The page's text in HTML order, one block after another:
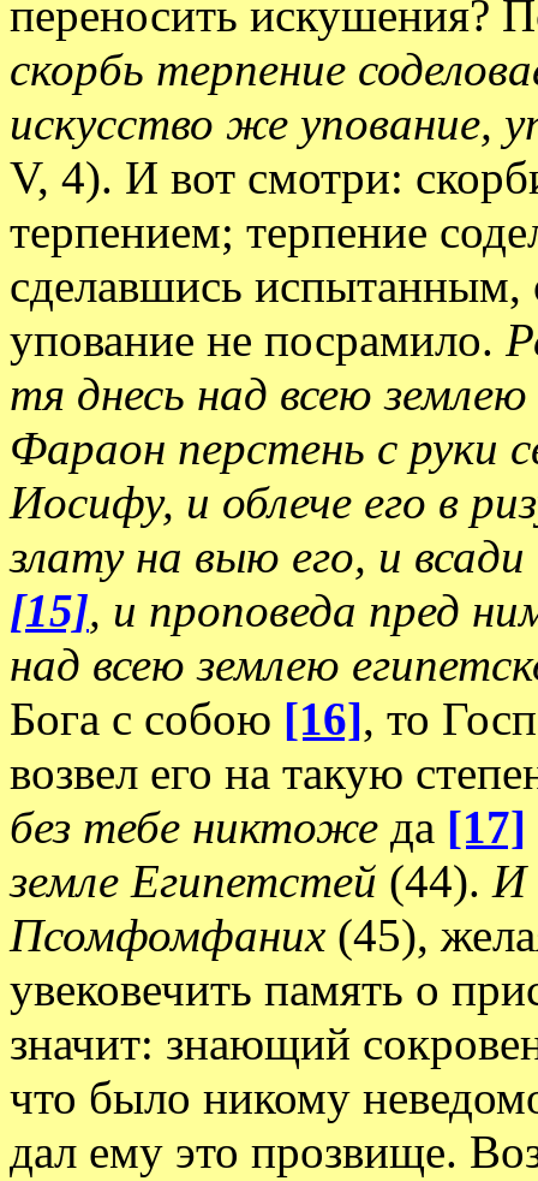
переносить искушения?
скорбь терпение
искусство же упование,
V, 4). И вот смотри:
терпением; терпение
сделавшись испытанным,
упование не посрамило.
тя днесь над всею землею
Фараон перстень с руки
Иосифу, и облече его в
злату на выю его, и
[15], и проповеда пред
над всею землею
Бога с собою [16], то
возвел его на такую
без тебе никтоже да [17]
земле Египетстей (44). И
Псомфомфаних (45),
увековечить память о
значит: знающий
что было никому
дал ему это прозвище.